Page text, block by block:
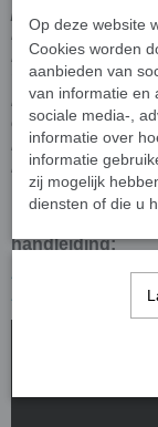
product de
koelproduct
binnenzijde
verkoelingssjaal
handdoek laten
overbelading,
koelsjaal in de
koelkristallen.
Download hier
handleiding:
Aqua
Aqua Coolkeeper?
Op deze website
Cookies worden
aanbieden van
van informatie en
sociale media-,
informatie over
informatie
zij mogelijk
diensten of die u